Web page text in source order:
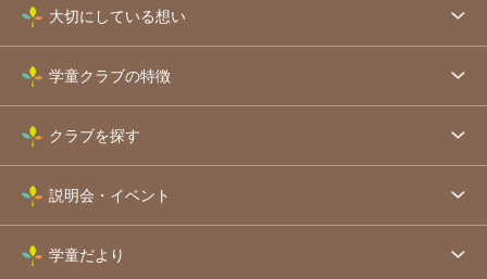
大切にしている想い
学童クラブの特徴
クラブを探す
説明会・イベント
学童だより